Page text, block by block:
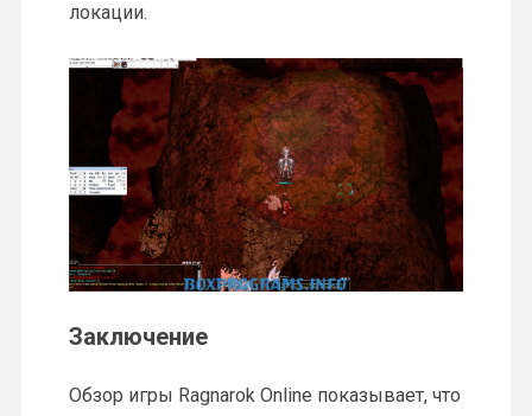
локации.
Заключение
Обзор игры Ragnarok Online показывает, что